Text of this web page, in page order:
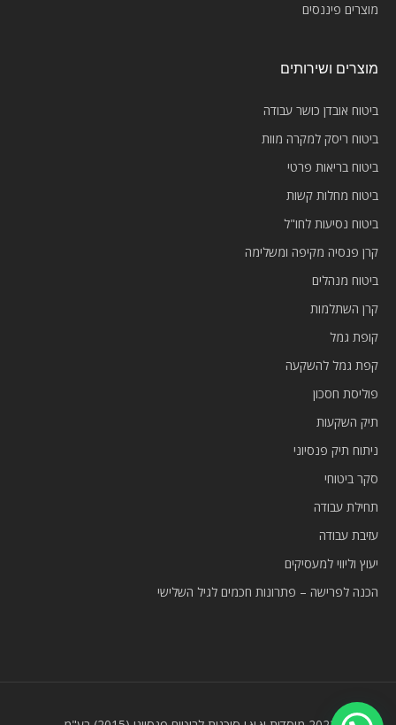
מוצרים פיננסים
מוצרים ושירותים
ביטוח אובדן כושר עבודה
ביטוח ריסק למקרה מוות
ביטוח בריאות פרטי
ביטוח מחלות קשות
ביטוח נסיעות לחו"ל
קרן פנסיה מקיפה ומשלימה
ביטוח מנהלים
קרן השתלמות
קופת גמל
קפת גמל להשקעה
פוליסת חסכון
תיק השקעות
ניתוח תיק פנסיוני
סקר ביטוחי
תחילת עבודה
עזיבת עבודה
יעוץ וליווי למעסיקים
הכנה לפרישה – פתרונות חכמים לגיל השלישי